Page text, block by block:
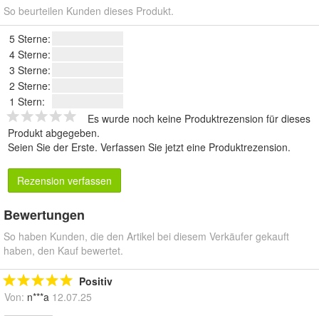
So beurteilen Kunden dieses Produkt.
5 Sterne:
4 Sterne:
3 Sterne:
2 Sterne:
1 Stern:
Es wurde noch keine Produktrezension für dieses
Produkt abgegeben.
Seien Sie der Erste. Verfassen Sie jetzt eine Produktrezension.
Rezension verfassen
Bewertungen
So haben Kunden, die den Artikel bei diesem Verkäufer gekauft
haben, den Kauf bewertet.
Positiv
Von: n***a 12.07.25